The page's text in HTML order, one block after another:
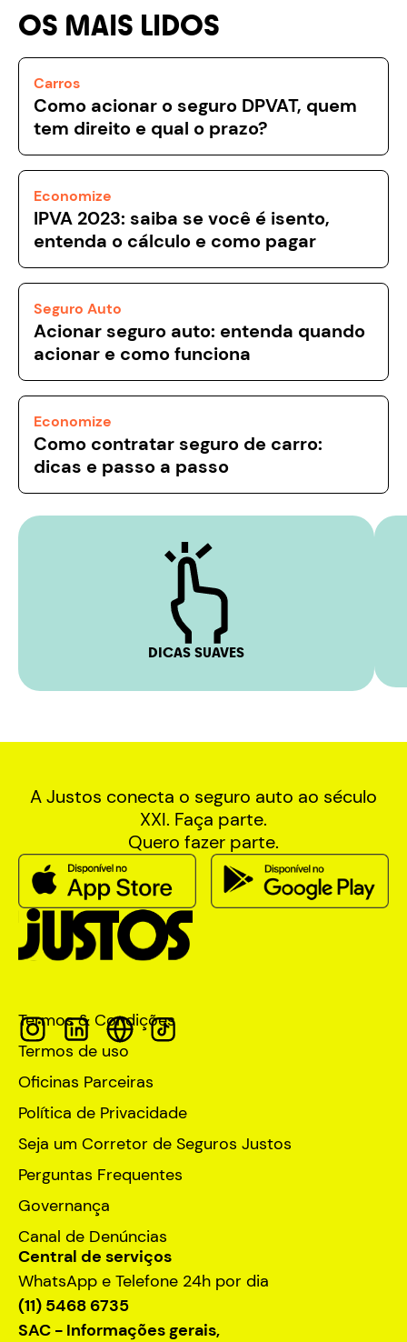
OS MAIS LIDOS
Carros
Como acionar o seguro DPVAT, quem
tem direito e qual o prazo?
Economize
IPVA 2023: saiba se você é isento,
entenda o cálculo e como pagar
Seguro Auto
Acionar seguro auto: entenda quando
acionar e como funciona
Economize
Como contratar seguro de carro:
dicas e passo a passo
DICAS SUAVES
A Justos conecta o seguro auto ao século
XXI. Faça parte.
Quero fazer parte.
Termos & Condições
Termos de uso
Oficinas Parceiras
Política de Privacidade
Seja um Corretor de Seguros Justos
Perguntas Frequentes
Governança
Canal de Denúncias
Central de serviços
WhatsApp e Telefone 24h por dia
(11) 5468 6735
SAC - Informações gerais,